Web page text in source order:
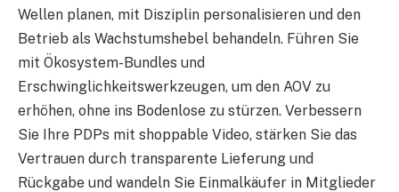
Wellen planen, mit Disziplin personalisieren und den
Betrieb als Wachstumshebel behandeln. Führen Sie
mit Ökosystem-Bundles und
Erschwinglichkeitswerkzeugen, um den AOV zu
erhöhen, ohne ins Bodenlose zu stürzen. Verbessern
Sie Ihre PDPs mit shoppable Video, stärken Sie das
Vertrauen durch transparente Lieferung und
Rückgabe und wandeln Sie Einmalkäufer in Mitglieder